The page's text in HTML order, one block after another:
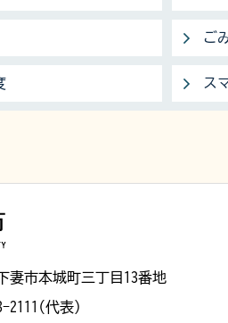
ご
ス
妻市本城町三丁目13番地
2111(代表)